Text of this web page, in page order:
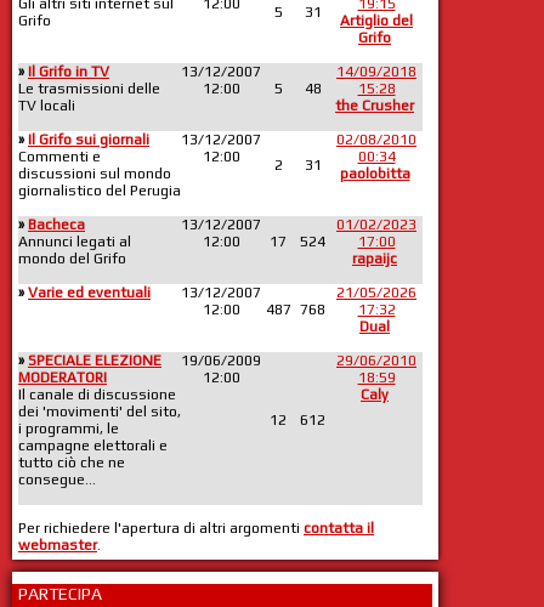
Gli altri siti internet sul
Grifo
12:00
5 31
19:15
Artiglio del
Grifo
» Il Grifo in TV
Le trasmissioni delle
TV locali
13/12/2007
12:00
5 48
14/09/2018
15:28
the Crusher
» Il Grifo sui giornali
Commenti e
discussioni sul mondo
giornalistico del Perugia
13/12/2007
12:00
2 31
02/08/2010
00:34
paolobitta
» Bacheca
Annunci legati al
mondo del Grifo
13/12/2007
12:00
17 524
01/02/2023
17:00
rapaijc
» Varie ed eventuali
13/12/2007
12:00
487 768
21/05/2026
17:32
Dual
» SPECIALE ELEZIONE
MODERATORI
Il canale di discussione
dei 'movimenti' del sito,
i programmi, le
campagne elettorali e
tutto ciò che ne
consegue...
19/06/2009
12:00
12 612
29/06/2010
18:59
Caly
Per richiedere l'apertura di altri argomenti contatta il
webmaster.
PARTECIPA